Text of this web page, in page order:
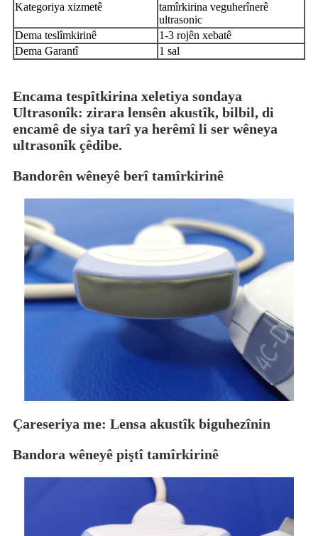
Kategoriya xizmetê
tamîrkirina veguherînerê
ultrasonic
Dema teslîmkirinê
1-3 rojên xebatê
Dema Garantî
1 sal
Encama tespîtkirina xeletiya sondaya
Ultrasonîk: zirara lensên akustîk, bilbil, di
encamê de siya tarî ya herêmî li ser wêneya
ultrasonîk çêdibe.
Bandorên wêneyê berî tamîrkirinê
Çareseriya me: Lensa akustîk biguhezînin
Bandora wêneyê piştî tamîrkirinê